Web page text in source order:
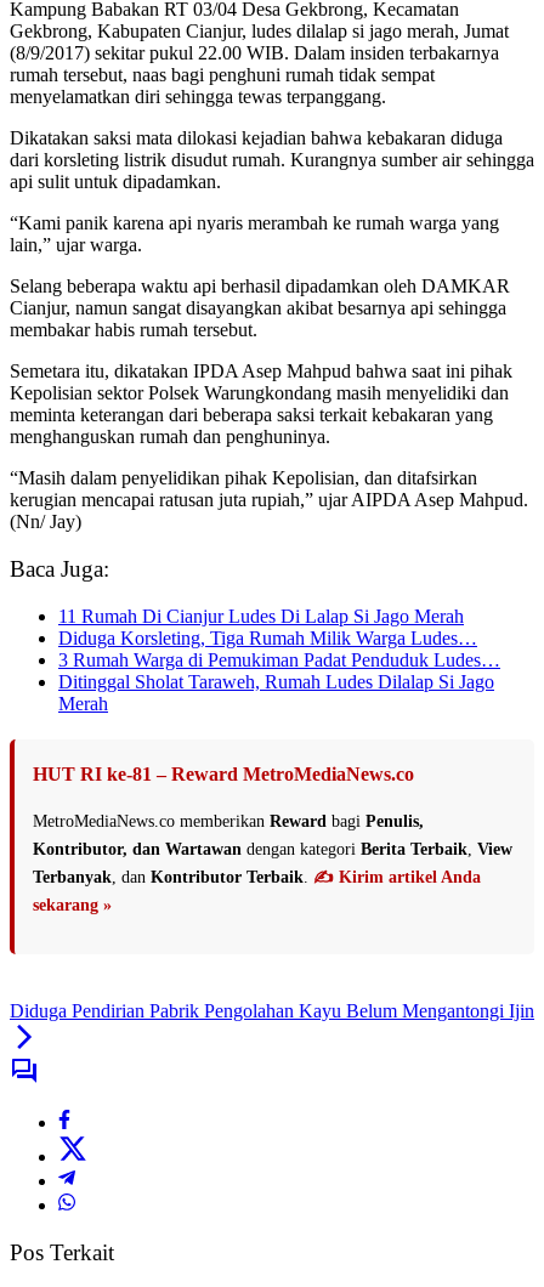
Kampung Babakan RT 03/04 Desa Gekbrong, Kecamatan
Gekbrong, Kabupaten Cianjur, ludes dilalap si jago merah, Jumat
(8/9/2017) sekitar pukul 22.00 WIB. Dalam insiden terbakarnya
rumah tersebut, naas bagi penghuni rumah tidak sempat
menyelamatkan diri sehingga tewas terpanggang.
Dikatakan saksi mata dilokasi kejadian bahwa kebakaran diduga
dari korsleting listrik disudut rumah. Kurangnya sumber air sehingga
api sulit untuk dipadamkan.
“Kami panik karena api nyaris merambah ke rumah warga yang
lain,” ujar warga.
Selang beberapa waktu api berhasil dipadamkan oleh DAMKAR
Cianjur, namun sangat disayangkan akibat besarnya api sehingga
membakar habis rumah tersebut.
Semetara itu, dikatakan IPDA Asep Mahpud bahwa saat ini pihak
Kepolisian sektor Polsek Warungkondang masih menyelidiki dan
meminta keterangan dari beberapa saksi terkait kebakaran yang
menghanguskan rumah dan penghuninya.
“Masih dalam penyelidikan pihak Kepolisian, dan ditafsirkan
kerugian mencapai ratusan juta rupiah,” ujar AIPDA Asep Mahpud.
(Nn/ Jay)
Baca Juga:
11 Rumah Di Cianjur Ludes Di Lalap Si Jago Merah
Diduga Korsleting, Tiga Rumah Milik Warga Ludes…
3 Rumah Warga di Pemukiman Padat Penduduk Ludes…
Ditinggal Sholat Taraweh, Rumah Ludes Dilalap Si Jago
Merah
HUT RI ke-81 – Reward MetroMediaNews.co
MetroMediaNews.co memberikan Reward bagi Penulis,
Kontributor, dan Wartawan dengan kategori Berita Terbaik View
Terbanyak , dan Kontributor Terbaik ✍️ Kirim artikel Anda
sekarang »
Diduga Pendirian Pabrik Pengolahan Kayu Belum Mengantongi Ijin
Pos Terkait